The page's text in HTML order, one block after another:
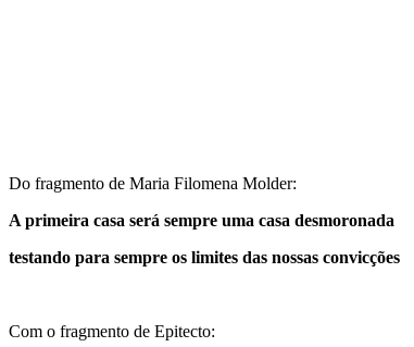
Do fragmento de Maria Filomena Molder:
A primeira casa será sempre uma casa desmoronada
testando para sempre os limites das nossas convicções
Com o fragmento de Epitecto: